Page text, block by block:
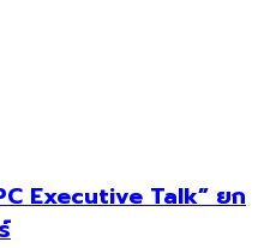
Executive Talk” ยก